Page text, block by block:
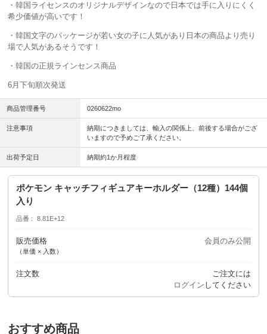
・韓国ライセンスのオリジナルデザインなので日本では手に入りにくく
希少価値が高いです！
・韓国文字のパッケージが若い女の子に人気があり日本の商品より売り
場で人気があるそうです！
・韓国の正規ラインセンス商品
6月下旬順次発送
商品管理番号 0260622mo
注意事項
納期につきましては、輸入の関係上、前後する場合がござ
いますので予めご了承ください。
出荷予定日 納期約1か月程度
ポケモン キャッチフィギュアキーホルダー（12種）144個
入り
品番 8.81E+12
販売価格
（単価 × 入数）
会員のみ公開
注文数
ご注文には
ログイン してください
おすすめ商品